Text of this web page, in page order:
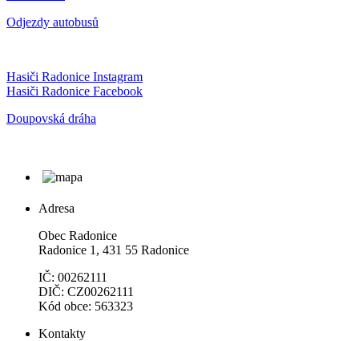
Odjezdy autobusů
Hasiči Radonice Instagram
Hasiči Radonice Facebook
Doupovská dráha
Adresa
Obec Radonice
Radonice 1, 431 55 Radonice
IČ: 00262111
DIČ: CZ00262111
Kód obce: 563323
Kontakty